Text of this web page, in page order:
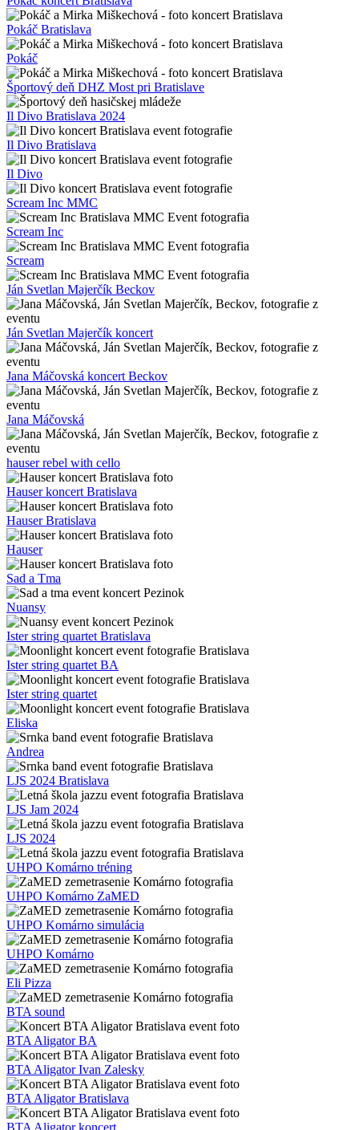
Pokáč Bratislava
Pokáč
Športový deň DHZ Most pri Bratislave
Il Divo Bratislava 2024
Il Divo Bratislava
Il Divo
Scream Inc MMC
Scream Inc
Scream
Ján Svetlan Majerčík Beckov
Ján Svetlan Majerčík koncert
Jana Máčovská koncert Beckov
Jana Máčovská
hauser rebel with cello
Hauser koncert Bratislava
Hauser Bratislava
Hauser
Sad a Tma
Nuansy
Ister string quartet Bratislava
Ister string quartet BA
Ister string quartet
Eliska
Andrea
LJS 2024 Bratislava
LJS Jam 2024
LJS 2024
UHPO Komárno tréning
UHPO Komárno ZaMED
UHPO Komárno simulácia
UHPO Komárno
Eli Pizza
BTA sound
BTA Aligator BA
BTA Aligator Ivan Zalesky
BTA Aligator Bratislava